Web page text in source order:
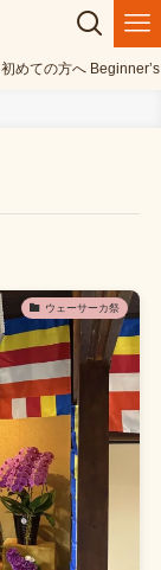
初めての方へ
ウェーサーカ祭